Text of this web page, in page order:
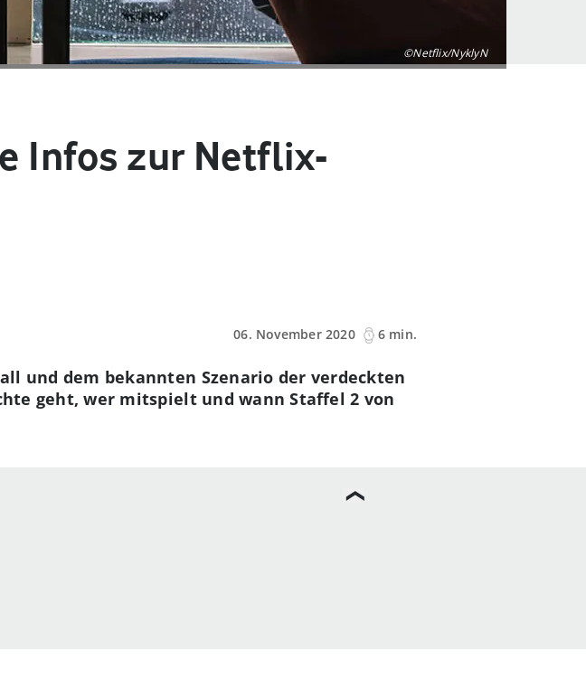
©Netflix/NyklyN
Infos zur Netflix-
06. November 2020
6 min.
und dem bekannten Szenario der verdeckten
geht, wer mitspielt und wann Staffel 2 von